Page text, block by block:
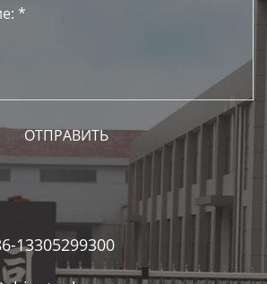
13305299300